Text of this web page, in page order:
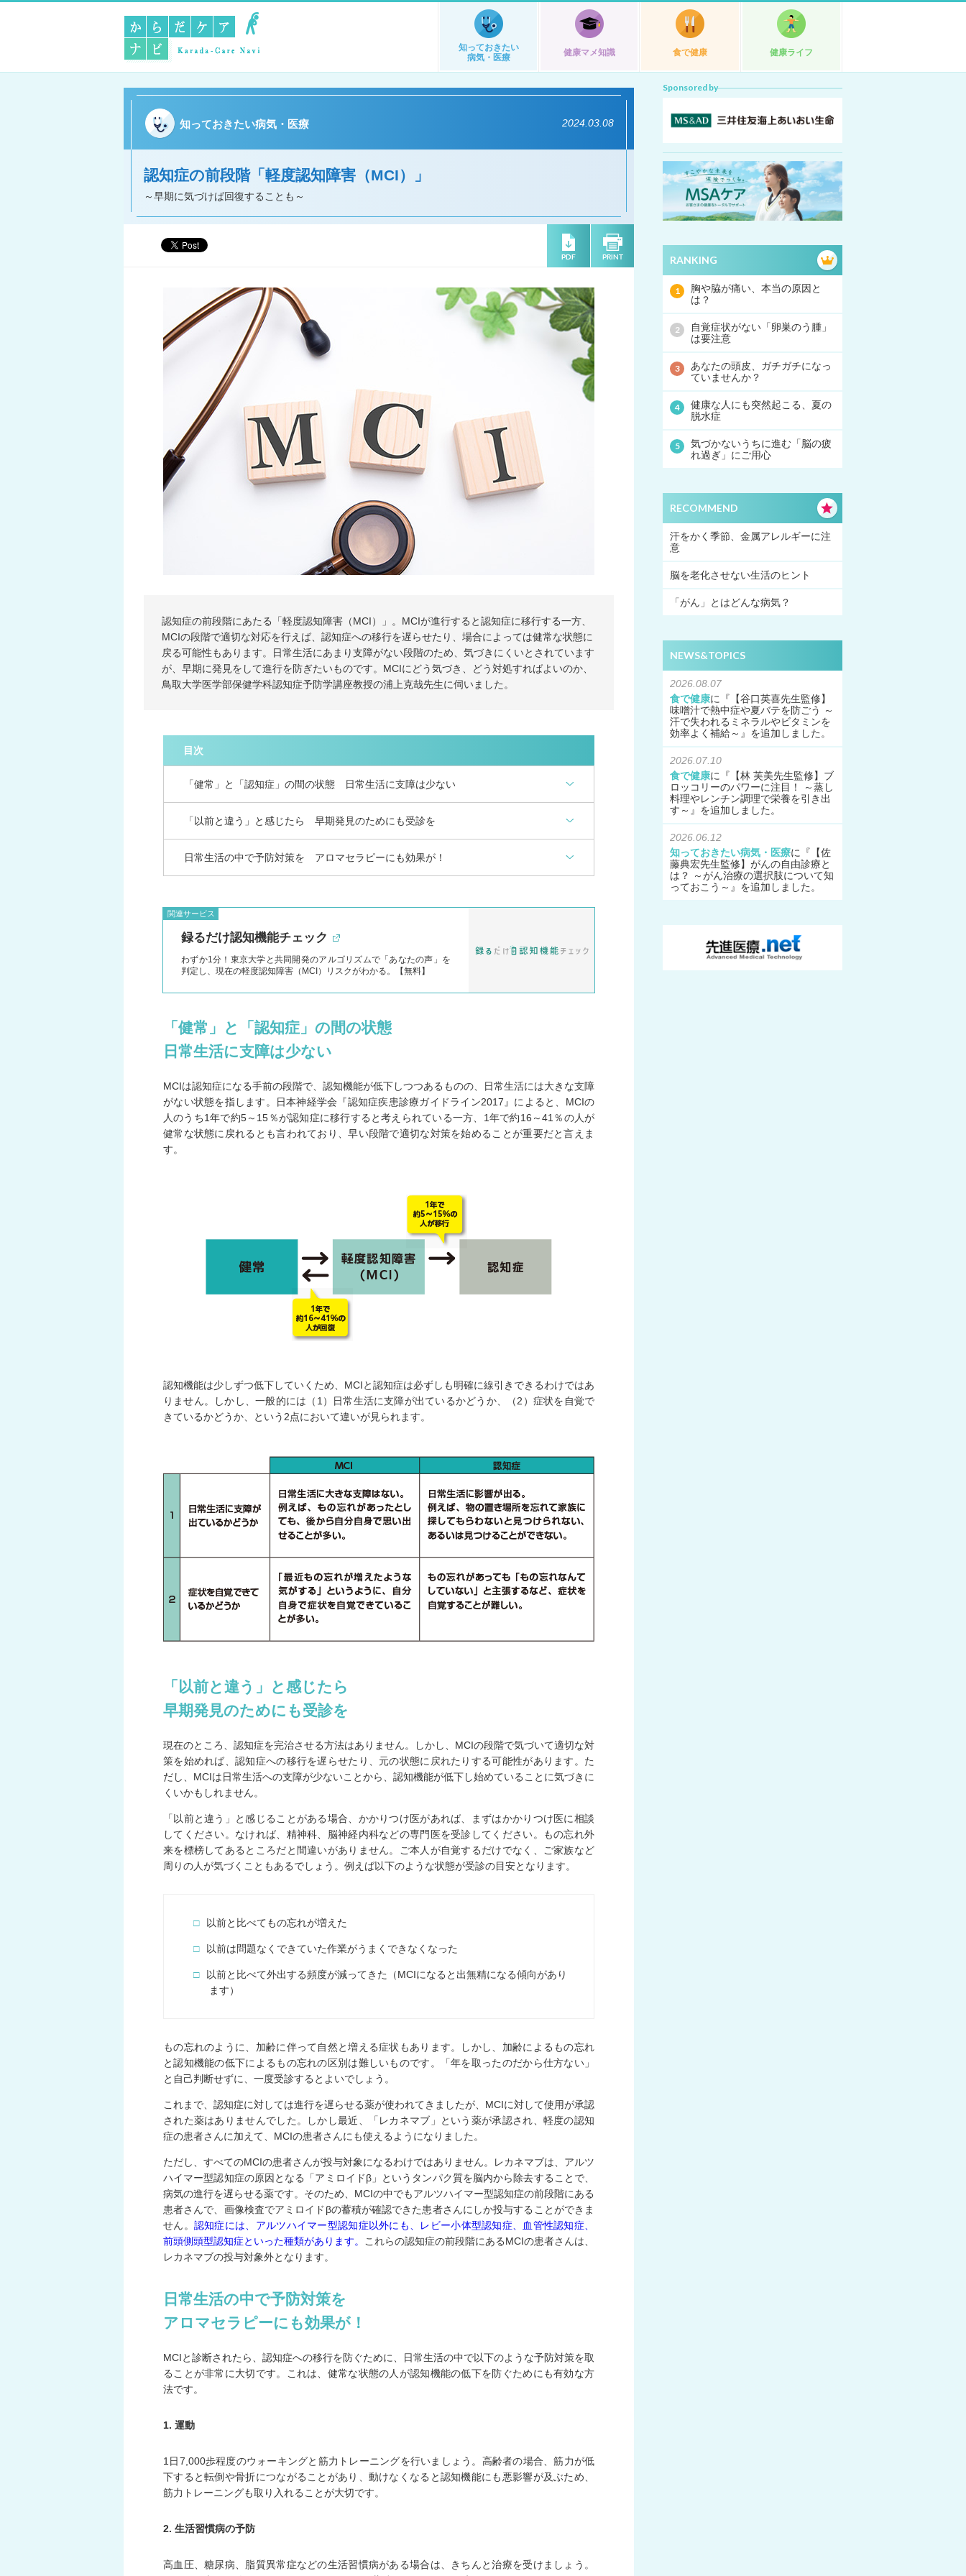
知っておきたい
病気・医療
健康マメ知識 食で健康 健康ライフ
知っておきたい病気・医療 2024.03.08
認知症の前段階「軽度認知障害（MCI）」
～早期に気づけば回復することも～
認知症の前段階にあたる「軽度認知障害（MCI）」。MCIが進行すると認知症に移行する一方、
MCIの段階で適切な対応を行えば、認知症への移行を遅らせたり、場合によっては健常な状態に
戻る可能性もあります。日常生活にあまり支障がない段階のため、気づきにくいとされています
が、早期に発見をして進行を防ぎたいものです。MCIにどう気づき、どう対処すればよいのか、
鳥取大学医学部保健学科認知症予防学講座教授の浦上克哉先生に伺いました。
目次
「健常」と「認知症」の間の状態 日常生活に支障は少ない
「以前と違う」と感じたら 早期発見のためにも受診を
日常生活の中で予防対策を アロマセラピーにも効果が！
関連サービス
録るだけ認知機能チェック
わずか1分！東京大学と共同開発のアルゴリズムで「あなたの声」を
判定し、現在の軽度認知障害（MCI）リスクがわかる。【無料】
「健常」と「認知症」の間の状態
日常生活に支障は少ない
MCIは認知症になる手前の段階で、認知機能が低下しつつあるものの、日常生活には大きな支障
がない状態を指します。日本神経学会『認知症疾患診療ガイドライン2017』によると、MCIの
人のうち1年で約5～15％が認知症に移行すると考えられている一方、1年で約16～41％の人が
健常な状態に戻れるとも言われており、早い段階で適切な対策を始めることが重要だと言えま
す。
認知機能は少しずつ低下していくため、MCIと認知症は必ずしも明確に線引きできるわけではあ
りません。しかし、一般的には（1）日常生活に支障が出ているかどうか、（2）症状を自覚で
きているかどうか、という2点において違いが見られます。
「以前と違う」と感じたら
早期発見のためにも受診を
現在のところ、認知症を完治させる方法はありません。しかし、MCIの段階で気づいて適切な対
策を始めれば、認知症への移行を遅らせたり、元の状態に戻れたりする可能性があります。た
だし、MCIは日常生活への支障が少ないことから、認知機能が低下し始めていることに気づきに
くいかもしれません。
「以前と違う」と感じることがある場合、かかりつけ医があれば、まずはかかりつけ医に相談
してください。なければ、精神科、脳神経内科などの専門医を受診してください。もの忘れ外
来を標榜してあるところだと間違いがありません。ご本人が自覚するだけでなく、ご家族など
周りの人が気づくこともあるでしょう。例えば以下のような状態が受診の目安となります。
□ 以前と比べてもの忘れが増えた
□ 以前は問題なくできていた作業がうまくできなくなった
□
以前と比べて外出する頻度が減ってきた（MCIになると出無精になる傾向があり
ます）
もの忘れのように、加齢に伴って自然と増える症状もあります。しかし、加齢によるもの忘れ
と認知機能の低下によるもの忘れの区別は難しいものです。「年を取ったのだから仕方ない」
と自己判断せずに、一度受診するとよいでしょう。
これまで、認知症に対しては進行を遅らせる薬が使われてきましたが、MCIに対して使用が承認
された薬はありませんでした。しかし最近、「レカネマブ」という薬が承認され、軽度の認知
症の患者さんに加えて、MCIの患者さんにも使えるようになりました。
ただし、すべてのMCIの患者さんが投与対象になるわけではありません。レカネマブは、アルツ
ハイマー型認知症の原因となる「アミロイドβ」というタンパク質を脳内から除去することで、
病気の進行を遅らせる薬です。そのため、MCIの中でもアルツハイマー型認知症の前段階にある
患者さんで、画像検査でアミロイドβの蓄積が確認できた患者さんにしか投与することができま
せん。 認知症には、アルツハイマー型認知症以外にも、レビー小体型認知症、血管性認知症、
前頭側頭型認知症といった種類があります。
これらの認知症の前段階にあるMCIの患者さんは、
レカネマブの投与対象外となります。
日常生活の中で予防対策を
アロマセラピーにも効果が！
MCIと診断されたら、認知症への移行を防ぐために、日常生活の中で以下のような予防対策を取
ることが非常に大切です。これは、健常な状態の人が認知機能の低下を防ぐためにも有効な方
法です。
1. 運動
1日7,000歩程度のウォーキングと筋力トレーニングを行いましょう。高齢者の場合、筋力が低
下すると転倒や骨折につながることがあり、動けなくなると認知機能にも悪影響が及ぶため、
筋力トレーニングも取り入れることが大切です。
2. 生活習慣病の予防
高血圧、糖尿病、脂質異常症などの生活習慣病がある場合は、きちんと治療を受けましょう。
Sponsored by
RANKING
胸や脇が痛い、本当の原因と
は？
自覚症状がない「卵巣のう腫」
は要注意
あなたの頭皮、ガチガチになっ
ていませんか？
健康な人にも突然起こる、夏の
脱水症
気づかないうちに進む「脳の疲
れ過ぎ」にご用心
RECOMMEND
汗をかく季節、金属アレルギーに注
意
脳を老化させない生活のヒント
「がん」とはどんな病気？
NEWS&TOPICS
2026.08.07
食で健康に『 【谷口英喜先生監修】
味噌汁で熱中症や夏バテを防ごう ～
汗で失われるミネラルやビタミンを
効率よく補給～ 』を追加しました。
2026.07.10
食で健康に『 【林 芙美先生監修】ブ
ロッコリーのパワーに注目！ ～蒸し
料理やレンチン調理で栄養を引き出
す～ 』を追加しました。
2026.06.12
知っておきたい病気・医療に『 【佐
藤典宏先生監修】がんの自由診療と
は？ ～がん治療の選択肢について知
っておこう～ 』を追加しました。